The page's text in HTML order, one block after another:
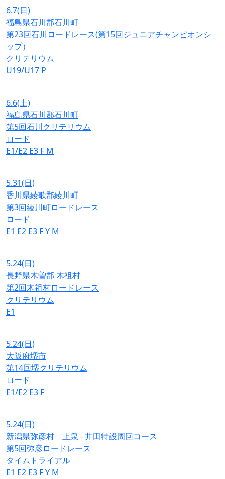
6.7(日)
福島県石川郡石川町
第23回石川ロードレース(第15回ジュニアチャンピオンシ
ップ）
クリテリウム
U19/U17 P
6.6(土)
福島県石川郡石川町
第5回石川クリテリウム
ロード
E1/E2 E3 F M
5.31(日)
香川県綾歌郡綾川町
第3回綾川町ロードレース
ロード
E1 E2 E3 FY M
5.24(日)
長野県木曽郡 木祖村
第2回木祖村ロードレース
クリテリウム
E1
5.24(日)
大阪府堺市
第14回堺クリテリウム
ロード
E1/E2 E3 F
5.24(日)
新潟県弥彦村 上泉 - 井田特設周回コース
第5回弥彦ロードレース
タイムトライアル
E1 E2 E3 FY M